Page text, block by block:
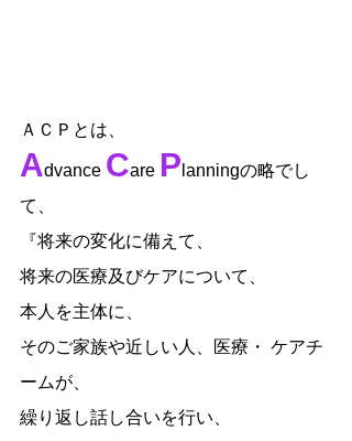
ＡＣＰとは、
Advance Care P lanningの略でし
て、
『将来の変化に備えて、
将来の医療及びケアについて、
本人を主体に、
そのご家族や近しい人、医療・ ケアチ
ームが、
繰り返し話し合いを行い、